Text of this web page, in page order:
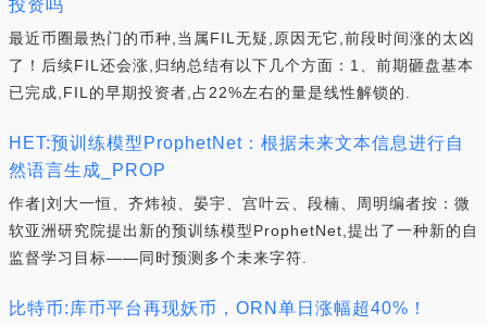
投资吗
最近币圈最热门的币种,当属FIL无疑,原因无它,前段时间涨的太凶
了！后续FIL还会涨,归纳总结有以下几个方面：1、前期砸盘基本
已完成,FIL的早期投资者,占22%左右的量是线性解锁的.
HET:预训练模型ProphetNet：根据未来文本信息进行自
然语言生成_PROP
作者|刘大一恒、齐炜祯、晏宇、宫叶云、段楠、周明编者按：微
软亚洲研究院提出新的预训练模型ProphetNet,提出了一种新的自
监督学习目标——同时预测多个未来字符.
比特币:库币平台再现妖币，ORN单日涨幅超40%！